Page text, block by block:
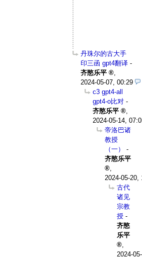
丹珠尔的古大手
印三函 gpt4翻译 -
齐愍乐平
,
2024-05-07, 00:29
c3 gpt4-all
gpt4-o比对 -
齐愍乐平
,
2024-05-14,
帝洛巴诸
教授
（一）
-
齐愍乐平
,
2024-05-20,
古代
诸见
宗教
授 -
齐愍
乐平
,
2024-